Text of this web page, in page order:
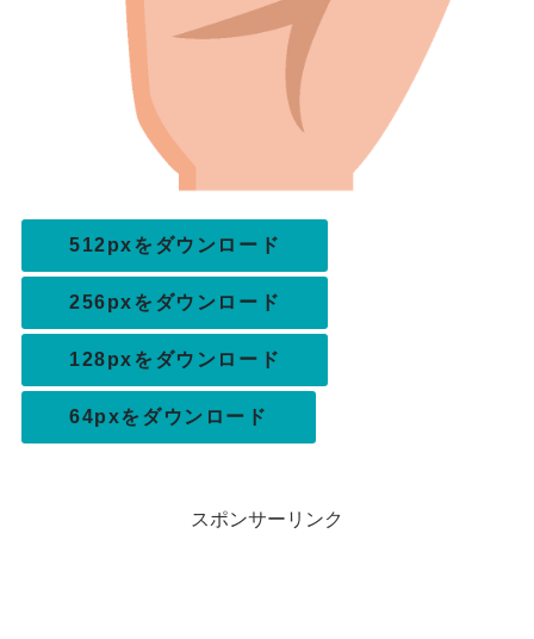
512pxをダウンロード
256pxをダウンロード
128pxをダウンロード
64pxをダウンロード
スポンサーリンク